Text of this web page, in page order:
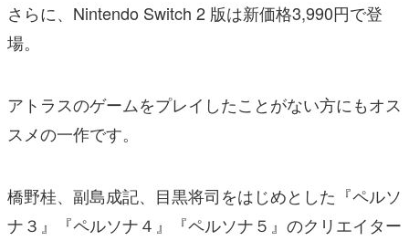
さらに、Nintendo Switch 2 版は新価格3,990円で登
場。
アトラスのゲームをプレイしたことがない方にもオス
スメの一作です。
橋野桂、副島成記、目黒将司をはじめとした『ペルソ
ナ３』『ペルソナ４』『ペルソナ５』のクリエイター